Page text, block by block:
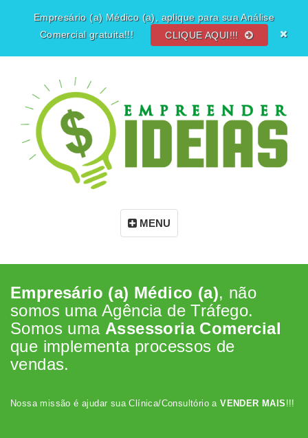
Empresário (a) Médico (a), aplique para sua Análise
Comercial gratuita!!!
CLIQUE AQUI!!!
MENU
Empresário (a) Médico (a), não
somos uma Agência de Tráfego.
Somos uma Assessoria Comercial
que implementa processos de
vendas.
Nossa missão é ajudar sua Clínica/Consultório aVENDER MAIS !!!